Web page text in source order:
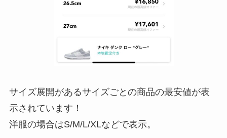
サイズ展開があるサイズごとの商品の最安値が表
示されています！
洋服の場合はS/M/L/XLなどで表示。